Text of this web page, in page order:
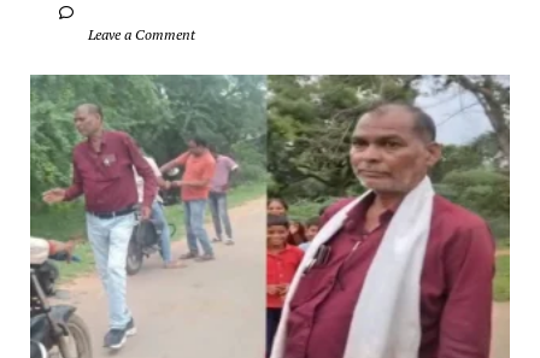
		Leave a Comment